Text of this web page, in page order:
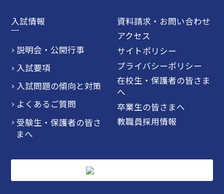
入試情報
説明会・公開行事
入試要項
入試問題の傾向と対策
よくあるご質問
受験生・保護者の皆さ
まへ
資料請求・お問い合わせ
アクセス
サイトポリシー
プライバシーポリシー
在校生・保護者の皆さま
へ
卒業生の皆さまへ
教職員採用情報